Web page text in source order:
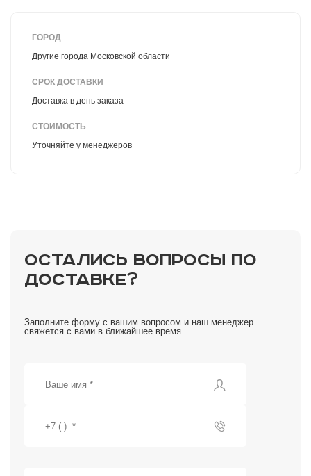
ГОРОД
Другие города Московской области
СРОК ДОСТАВКИ
Доставка в день заказа
СТОИМОСТЬ
Уточняйте у менеджеров
ОСТАЛИСЬ ВОПРОСЫ ПО
ДОСТАВКЕ?
Заполните форму с вашим вопросом и наш менеджер
свяжется с вами в ближайшее время